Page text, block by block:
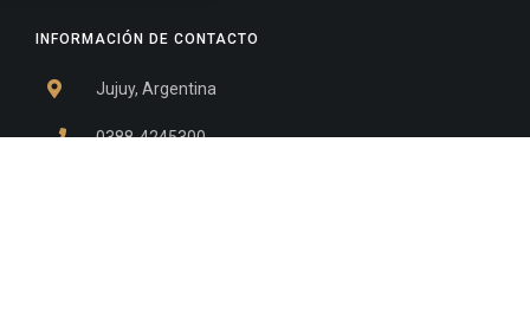
INFORMACIÓN DE CONTACTO
Jujuy, Argentina
0388-4245300